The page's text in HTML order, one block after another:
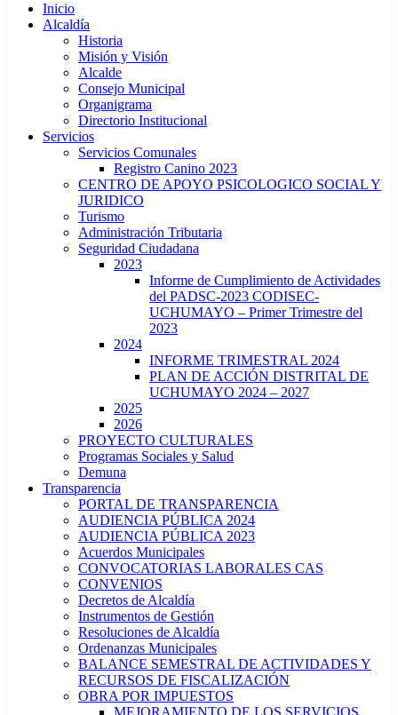
Inicio
Alcaldía
Historia
Misión y Visión
Alcalde
Consejo Municipal
Organigrama
Directorio Institucional
Servicios
Servicios Comunales
Registro Canino 2023
CENTRO DE APOYO PSICOLOGICO SOCIAL Y
JURIDICO
Turismo
Administración Tributaria
Seguridad Ciudadana
2023
Informe de Cumplimiento de Actividades
del PADSC-2023 CODISEC-
UCHUMAYO – Primer Trimestre del
2023
2024
INFORME TRIMESTRAL 2024
PLAN DE ACCIÓN DISTRITAL DE
UCHUMAYO 2024 – 2027
2025
2026
PROYECTO CULTURALES
Programas Sociales y Salud
Demuna
Transparencia
PORTAL DE TRANSPARENCIA
AUDIENCIA PÚBLICA 2024
AUDIENCIA PÚBLICA 2023
Acuerdos Municipales
CONVOCATORIAS LABORALES CAS
CONVENIOS
Decretos de Alcaldía
Instrumentos de Gestión
Resoluciones de Alcaldía
Ordenanzas Municipales
BALANCE SEMESTRAL DE ACTIVIDADES Y
RECURSOS DE FISCALIZACIÓN
OBRA POR IMPUESTOS
MEJORAMIENTO DE LOS SERVICIOS